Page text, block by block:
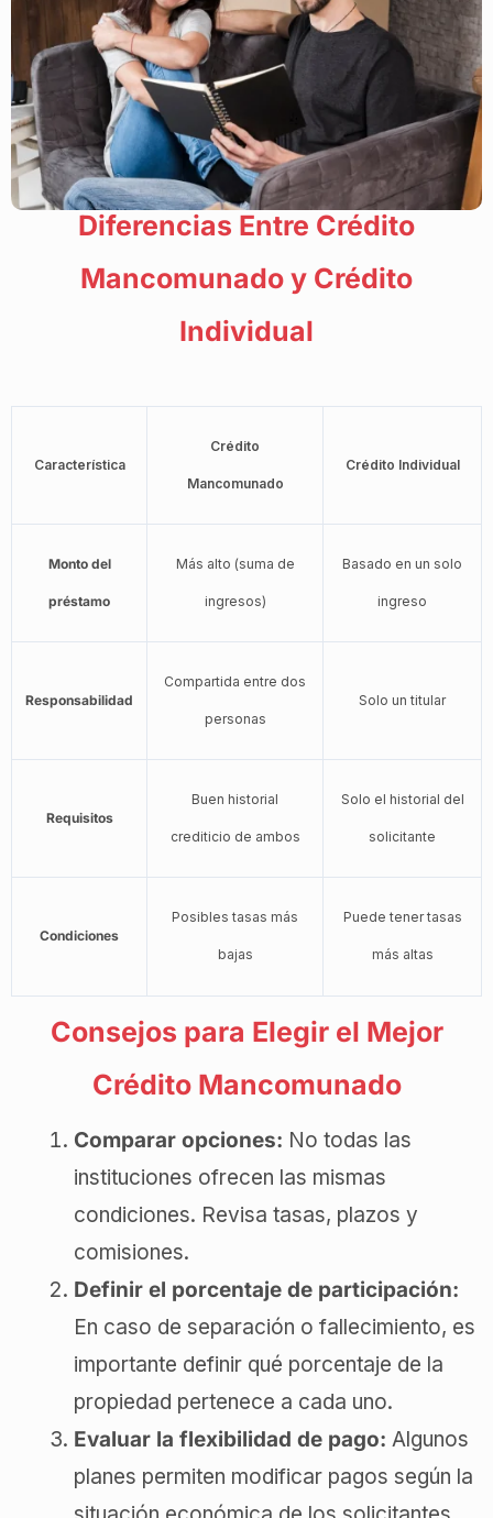
Diferencias Entre Crédito
Mancomunado y Crédito
Individual
Característica
Crédito
Mancomunado
Crédito Individual
Monto del
préstamo
Más alto (suma de
ingresos)
Basado en un solo
ingreso
Responsabilidad
Compartida entre dos
personas
Solo un titular
Requisitos
Buen historial
crediticio de ambos
Solo el historial del
solicitante
Condiciones
Posibles tasas más
bajas
Puede tener tasas
más altas
Consejos para Elegir el Mejor
Crédito Mancomunado
Comparar opciones: No todas las
instituciones ofrecen las mismas
condiciones. Revisa tasas, plazos y
comisiones.
Definir el porcentaje de participación:
En caso de separación o fallecimiento, es
importante definir qué porcentaje de la
propiedad pertenece a cada uno.
Evaluar la flexibilidad de pago: Algunos
planes permiten modificar pagos según la